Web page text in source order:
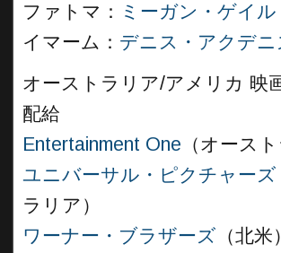
ファトマ： ミーガン・ゲイル
イマーム： デニス・アクデニ
オーストラリア/アメリカ 映
配給
Entertainment One （オース
ユニバーサル・ピクチャーズ
ラリア）
ワーナー・ブラザーズ （北米）